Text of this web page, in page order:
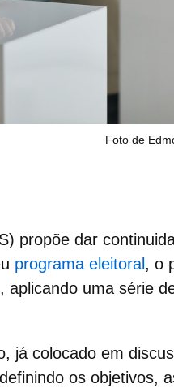
Foto de
propõe dar
programa eleitoral, o
aplicando uma série
, já colocado em
os objetivos,